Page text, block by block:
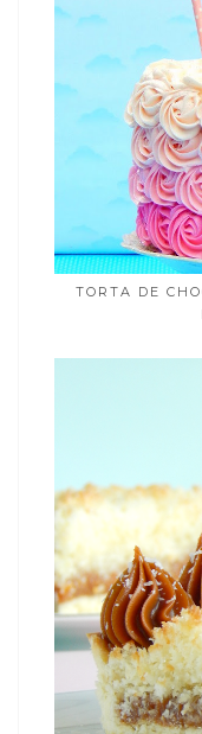
TORTA DE